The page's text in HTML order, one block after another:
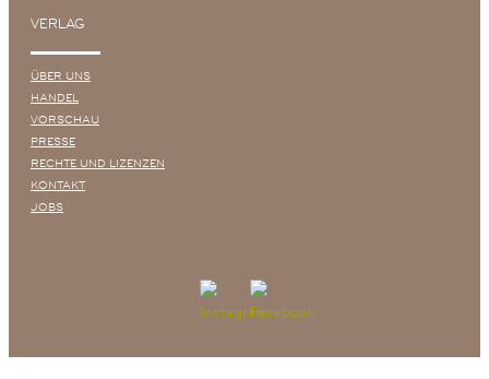
VERLAG
ÜBER UNS
HANDEL
VORSCHAU
PRESSE
RECHTE UND LIZENZEN
KONTAKT
JOBS